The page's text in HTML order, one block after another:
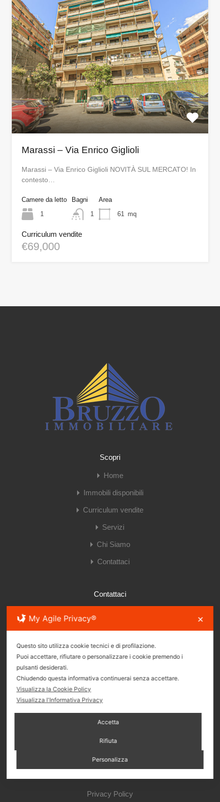
Marassi – Via Enrico Giglioli
Marassi – Via Enrico Giglioli NOVITÀ SUL MERCATO! In
contesto…
Camere da letto
1
Bagni
1
Area
61 mq
Curriculum vendite
€69,000
Scopri
Home
Immobili disponibili
Curriculum vendite
Servizi
Chi Siamo
Contattaci
Contattaci
Via S.S. Giacomo e Filippo 26R, 16121 Genova
Seguici sui Social
Privacy Policy
My Agile Privacy® ✕
Questo sito utilizza cookie tecnici e di profilazione.
Puoi accettare, rifiutare o personalizzare i cookie premendo i
pulsanti desiderati.
Chiudendo questa informativa continuerai senza accettare.
Visualizza la Cookie Policy
Visualizza l'Informativa Privacy
Accetta
Rifiuta
Personalizza